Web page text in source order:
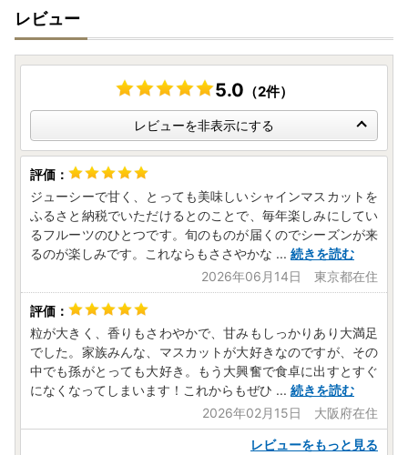
レビュー
5.0 （2件）
レビューを非表示にする
ジューシーで甘く、とっても美味しいシャインマスカットを
ふるさと納税でいただけるとのことで、毎年楽しみにしてい
るフルーツのひとつです。旬のものが届くのでシーズンが来
るのが楽しみです。これならもささやかな ... 続きを読む
2026年06月14日 東京都在住
粒が大きく、香りもさわやかで、甘みもしっかりあり大満足
でした。家族みんな、マスカットが大好きなのですが、その
中でも孫がとっても大好き。もう大興奮で食卓に出すとすぐ
になくなってしまいます！これからもぜひ ... 続きを読む
2026年02月15日 大阪府在住
レビューをもっと見る